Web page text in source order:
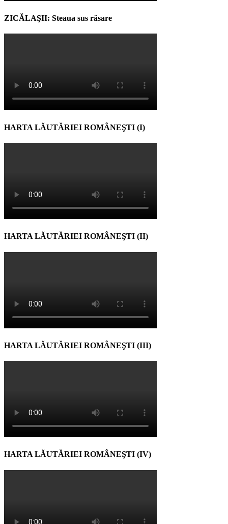
ZICĂLAŞII: Steaua sus răsare
HARTA LĂUTĂRIEI ROMÂNEŞTI (I)
HARTA LĂUTĂRIEI ROMÂNEŞTI (II)
HARTA LĂUTĂRIEI ROMÂNEŞTI (III)
HARTA LĂUTĂRIEI ROMÂNEŞTI (IV)